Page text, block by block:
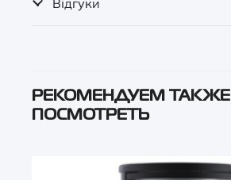
РЕКОМЕНДУЕМ ТАКЖЕ
ПОСМОТРЕТЬ